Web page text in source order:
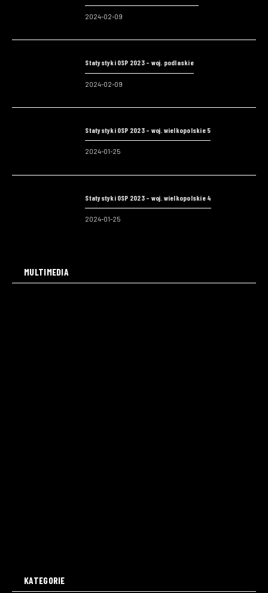
2024-02-09
Statystyki OSP 2023 – woj. podlaskie
2024-02-09
Statystyki OSP 2023 – woj. wielkopolskie 5
2024-01-25
Statystyki OSP 2023 – woj. wielkopolskie 4
2024-01-25
MULTIMEDIA
KATEGORIE